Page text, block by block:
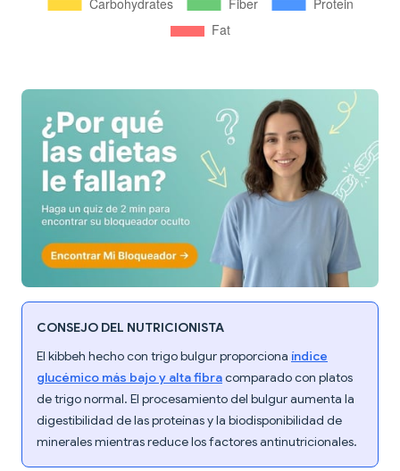
CONSEJO DEL NUTRICIONISTA
El kibbeh hecho con trigo bulgur proporciona índice
glucémico más bajo y alta fibracomparado con platos
de trigo normal. El procesamiento del bulgur aumenta la
digestibilidad de las proteínas y la biodisponibilidad de
minerales mientras reduce los factores antinutricionales.